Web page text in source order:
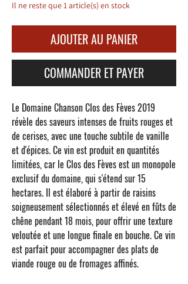
Il ne reste que 1 article(s) en stock
AJOUTER AU PANIER
COMMANDER ET PAYER
Le Domaine Chanson Clos des Fèves 2019
révèle des saveurs intenses de fruits rouges et
de cerises, avec une touche subtile de vanille
et d'épices. Ce vin est produit en quantités
limitées, car le Clos des Fèves est un monopole
exclusif du domaine, qui s'étend sur 15
hectares. Il est élaboré à partir de raisins
soigneusement sélectionnés et élevé en fûts de
chêne pendant 18 mois, pour offrir une texture
veloutée et une longue finale en bouche. Ce vin
est parfait pour accompagner des plats de
viande rouge ou de fromages affinés.